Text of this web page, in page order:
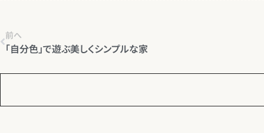
前へ
「自分色」で遊ぶ美しくシンプルな家